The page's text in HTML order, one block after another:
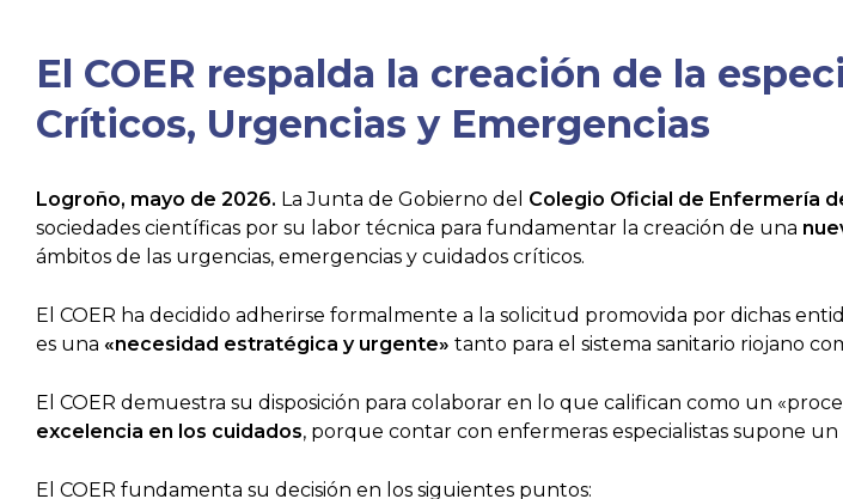
El COER respalda la creación de la
Críticos, Urgencias y Emergencias
Logroño, mayo de 2026. La Junta de Gobierno del Colegio Oficial de Enfermería
sociedades científicas por su labor técnica para fundamentar la creación de una
ámbitos de las urgencias, emergencias y cuidados críticos.
El COER ha decidido adherirse formalmente a la solicitud promovida por dichas
es una «necesidad estratégica y urgente» tanto para el sistema sanitario riojano
El COER demuestra su disposición para colaborar en lo que califican como un
excelencia en los cuidados, porque contar con enfermeras especialistas supone un
El COER fundamenta su decisión en los siguientes puntos: